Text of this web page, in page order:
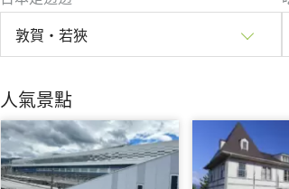
敦賀・若狹
人氣景點